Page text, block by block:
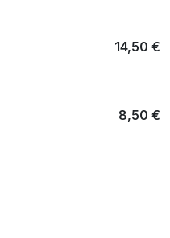
14,50 €
8,50 €